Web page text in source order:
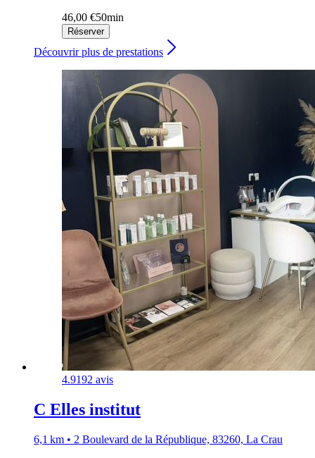
46,00 €50min
Réserver
Découvrir plus de prestations
4.9192 avis
C Elles institut
6,1 km • 2 Boulevard de la République, 83260, La Crau